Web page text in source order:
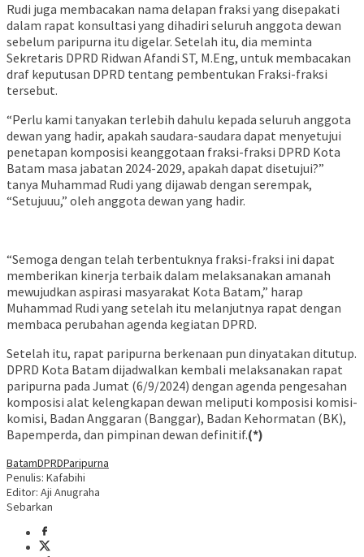
Rudi juga membacakan nama delapan fraksi yang disepakati
dalam rapat konsultasi yang dihadiri seluruh anggota dewan
sebelum paripurna itu digelar. Setelah itu, dia meminta
Sekretaris DPRD Ridwan Afandi ST, M.Eng, untuk membacakan
draf keputusan DPRD tentang pembentukan Fraksi-fraksi
tersebut.
“Perlu kami tanyakan terlebih dahulu kepada seluruh anggota
dewan yang hadir, apakah saudara-saudara dapat menyetujui
penetapan komposisi keanggotaan fraksi-fraksi DPRD Kota
Batam masa jabatan 2024-2029, apakah dapat disetujui?”
tanya Muhammad Rudi yang dijawab dengan serempak,
“Setujuuu,” oleh anggota dewan yang hadir.
“Semoga dengan telah terbentuknya fraksi-fraksi ini dapat
memberikan kinerja terbaik dalam melaksanakan amanah
mewujudkan aspirasi masyarakat Kota Batam,” harap
Muhammad Rudi yang setelah itu melanjutnya rapat dengan
membaca perubahan agenda kegiatan DPRD.
Setelah itu, rapat paripurna berkenaan pun dinyatakan ditutup.
DPRD Kota Batam dijadwalkan kembali melaksanakan rapat
paripurna pada Jumat (6/9/2024) dengan agenda pengesahan
komposisi alat kelengkapan dewan meliputi komposisi komisi-
komisi, Badan Anggaran (Banggar), Badan Kehormatan (BK),
Bapemperda, dan pimpinan dewan definitif.(*)
BatamDPRDParipurna
Penulis: Kafabihi
Editor: Aji Anugraha
Sebarkan